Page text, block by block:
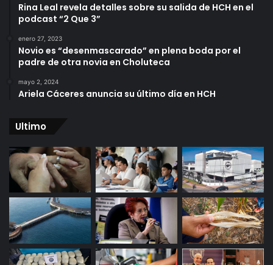
Rina Leal revela detalles sobre su salida de HCH en el
podcast “2 Que 3”
enero 27, 2023
Novio es “desenmascarado” en plena boda por el
padre de otra novia en Choluteca
mayo 2, 2024
Ariela Cáceres anuncia su último día en HCH
Ultimo